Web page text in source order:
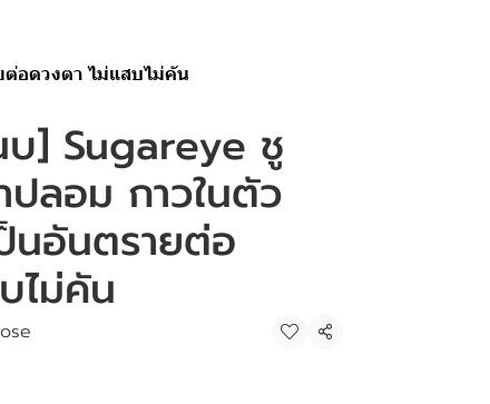
อดวงตา ไม่แสบไม่คัน
] Sugareye ชู
ปลอม กาวในตัว
นอันตรายต่อ
ไม่คัน
Share